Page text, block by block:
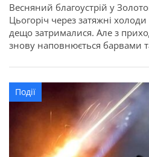
Весняний благоустрій у
Цьогоріч через затяжні
дещо затрималися. Але з
знову наповнюється барвами
Олександр Флоренко. Уже
тривають роботи з озеленення
Традиційний квітковий букет
перехресті вулиць Шевченка […]
Події